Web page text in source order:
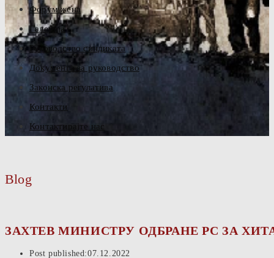
Форум жена
Галерија
Руководство синдиката
Документа за руководство
Законска регулатива
Контакти
Контактирајте нас
Blog
ЗАХТЕВ МИНИСТРУ ОДБРАНЕ РС ЗА
Post published:07.12.2022